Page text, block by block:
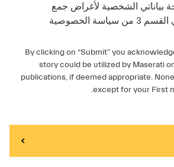
بياناتي الشخصية لأغراض جمع
الخصوصية
By clicking on “Submit” you
story could be utilized by Maserati
publications, if deemed appropriate.
except for your First